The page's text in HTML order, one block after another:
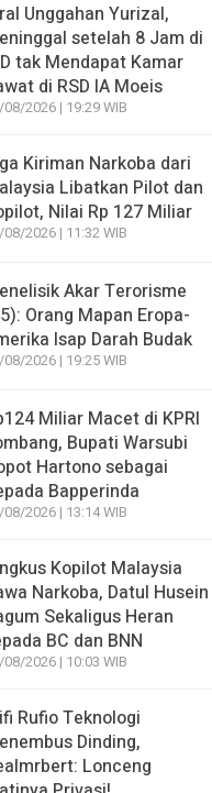
Unggahan Yurizal,
setelah 8 Jam di
tak Mendapat Kamar
di RSD IA Moeis
08/2026 | 19:29 WIB
Kiriman Narkoba dari
Libatkan Pilot dan
Nilai Rp 127 Miliar
08/2026 | 11:32 WIB
Akar Terorisme
Orang Mapan Eropa-
Isap Darah Budak
08/2026 | 19:25 WIB
Miliar Macet di KPRI
Bupati Warsubi
Hartono sebagai
Bapperinda
08/2026 | 13:14 WIB
Kopilot Malaysia
Narkoba, Datul Husein
Sekaligus Heran
BC dan BNN
08/2026 | 10:03 WIB
Rufio Teknologi
Dinding,
Lonceng